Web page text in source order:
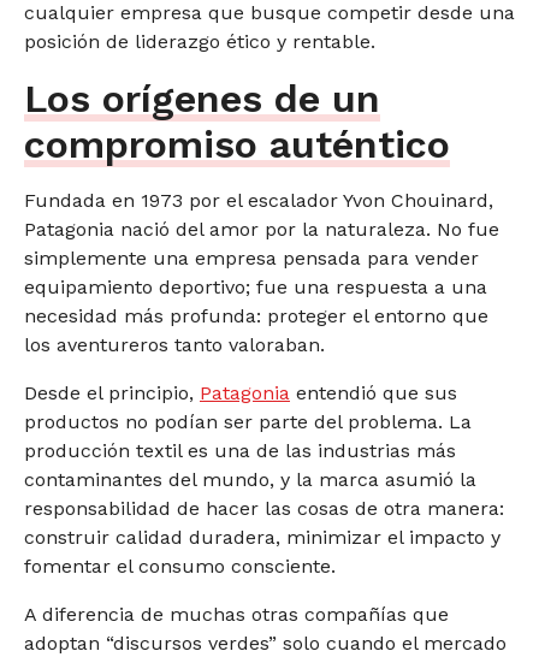
cualquier empresa que busque competir desde una
posición de liderazgo ético y rentable.
Los orígenes de un
compromiso auténtico
Fundada en 1973 por el escalador Yvon Chouinard,
Patagonia nació del amor por la naturaleza. No fue
simplemente una empresa pensada para vender
equipamiento deportivo; fue una respuesta a una
necesidad más profunda: proteger el entorno que
los aventureros tanto valoraban.
Desde el principio, Patagonia entendió que sus
productos no podían ser parte del problema. La
producción textil es una de las industrias más
contaminantes del mundo, y la marca asumió la
responsabilidad de hacer las cosas de otra manera:
construir calidad duradera, minimizar el impacto y
fomentar el consumo consciente.
A diferencia de muchas otras compañías que
adoptan “discursos verdes” solo cuando el mercado